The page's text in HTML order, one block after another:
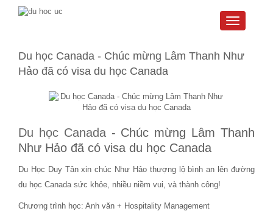
Toggle
Du học Canada - Chúc mừng Lâm Thanh Như
Hảo đã có visa du học Canada
Du học Canada- Chúc mừng Lâm Thanh
Như Hảo đã có visa du học Canada
Du Học Duy Tân xin chúc Như Hảo thượng lộ bình an lên đường
du học Canada sức khỏe, nhiều niềm vui, và thành công!
Chương trình học: Anh văn + Hospitality Management